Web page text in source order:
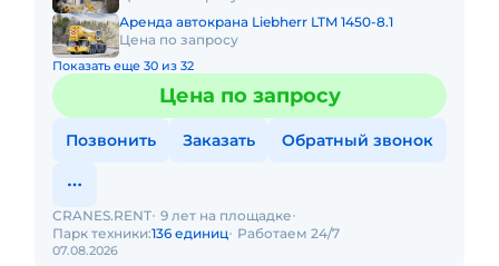
Аренда автокрана Liebherr LTM 1450-8.1
Цена по запросу
Показать еще 30 из 32
Цена по запросу
Позвонить Заказать Обратный звонок
07.08.2026
CRANES.RENT 9 лет на площадке
Парк техники:136 единиц Работаем 24/7